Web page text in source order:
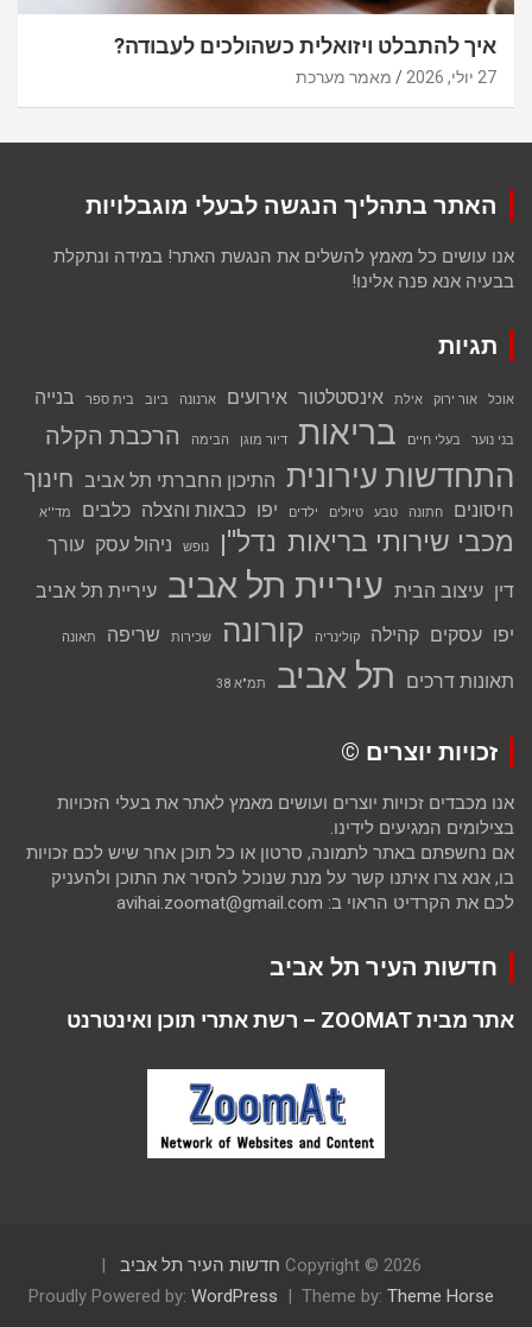
איך להתבלט ויזואלית כשהולכים לעבודה?
27 יולי, 2026 מאמר מערכת
האתר בתהליך הנגשה לבעלי מוגבלויות
אנו עושים כל מאמץ להשלים את הנגשת האתר! במידה ונתקלת
בבעיה אנא פנה אלינו!
תגיות
אוכל אור ירוק אילת אינסטלטור אירועים ארנונה ביוב בית ספר בנייה
בני נוער בעלי חיים בריאות דיור מוגן הבימה הרכבת הקלה
התחדשות עירונית התיכון החברתי תל אביב חינוך
חיסונים חתונה טבע טיולים ילדים יפו כבאות והצלה כלבים מד''א
מכבי שירותי בריאות נדל''ן נופש ניהול עסק עורך
דין עיצוב הבית עיריית תל אביב עיריית תל אביב
יפו עסקים קהילה קולינריה קורונה שכירות שריפה תאונה
תאונות דרכים תל אביב תמ"א 38
זכויות יוצרים ©
אנו מכבדים זכויות יוצרים ועושים מאמץ לאתר את בעלי הזכויות
בצילומים המגיעים לידינו.
אם נחשפתם באתר לתמונה, סרטון או כל תוכן אחר שיש לכם זכויות
בו, אנא צרו איתנו קשר על מנת שנוכל להסיר את התוכן ולהעניק
לכם את הקרדיט הראוי ב: avihai.zoomat@gmail.com
חדשות העיר תל אביב
אתר מבית ZOOMAT – רשת אתרי תוכן ואינטרנט
Copyright © 2026 חדשות העיר תל אביב
Theme by: Theme Horse
Proudly Powered by: WordPress